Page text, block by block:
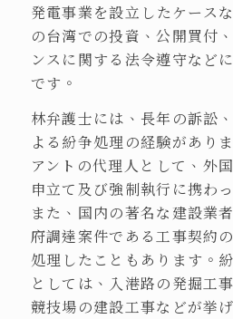
発電事業を設立したケース
の台湾での投資、公開買付
ンスに関する法令遵守など
です。
林弁護士には、長年の訴訟
よる紛争処理の経験があり
アントの代理人として、外
申立て及び強制執行に携わ
また、国内の著名な建設業
府調達案件である工事契約
処理したこともあります。
としては、入港路の発掘工
競技場の建設工事などが挙